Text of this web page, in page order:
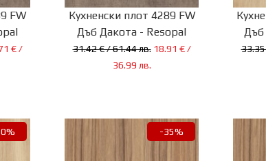
FW
€ /
Кухненски плот 4289 FW
Дъб Дакота - Resopal
31.42 € / 61.44 лв. 18.91 € /
36.99 лв.
Дъб
-35%